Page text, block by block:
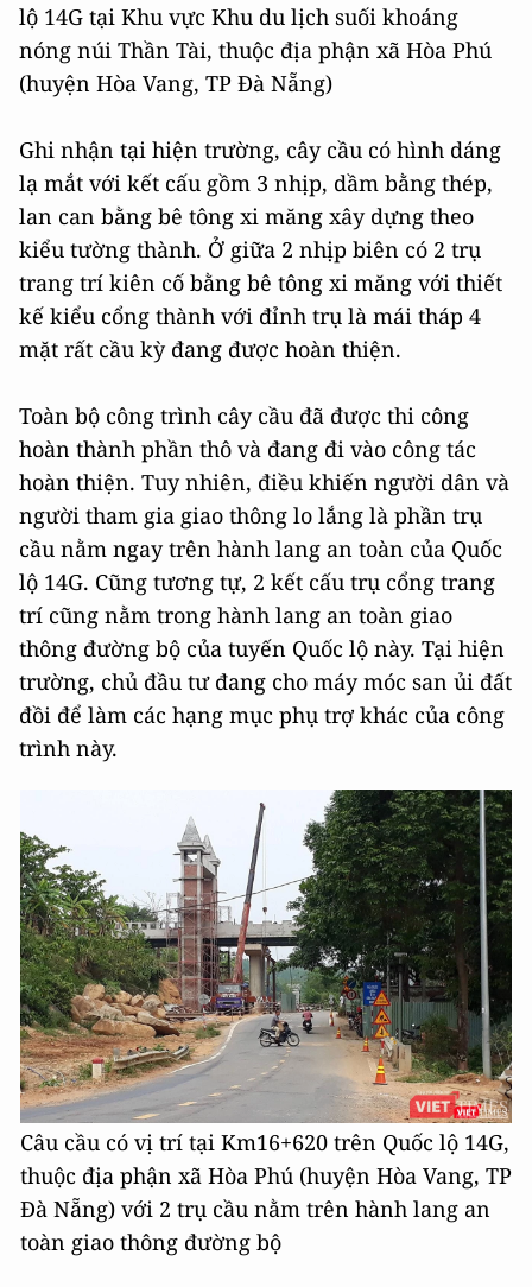
lộ 14G tại Khu vực Khu du lịch suối khoáng
nóng núi Thần Tài, thuộc địa phận xã Hòa Phú
(huyện Hòa Vang, TP Đà Nẵng)
Ghi nhận tại hiện trường, cây cầu có hình dáng
lạ mắt với kết cấu gồm 3 nhịp, dầm bằng thép,
lan can bằng bê tông xi măng xây dựng theo
kiểu tường thành. Ở giữa 2 nhịp biên có 2 trụ
trang trí kiên cố bằng bê tông xi măng với thiết
kế kiểu cổng thành với đỉnh trụ là mái tháp 4
mặt rất cầu kỳ đang được hoàn thiện.
Toàn bộ công trình cây cầu đã được thi công
hoàn thành phần thô và đang đi vào công tác
hoàn thiện. Tuy nhiên, điều khiến người dân và
người tham gia giao thông lo lắng là phần trụ
cầu nằm ngay trên hành lang an toàn của Quốc
lộ 14G. Cũng tương tự, 2 kết cấu trụ cổng trang
trí cũng nằm trong hành lang an toàn giao
thông đường bộ của tuyến Quốc lộ này. Tại hiện
trường, chủ đầu tư đang cho máy móc san ủi đất
đồi để làm các hạng mục phụ trợ khác của công
trình này.
Câu cầu có vị trí tại Km16+620 trên Quốc lộ 14G,
thuộc địa phận xã Hòa Phú (huyện Hòa Vang, TP
Đà Nẵng) với 2 trụ cầu nằm trên hành lang an
toàn giao thông đường bộ